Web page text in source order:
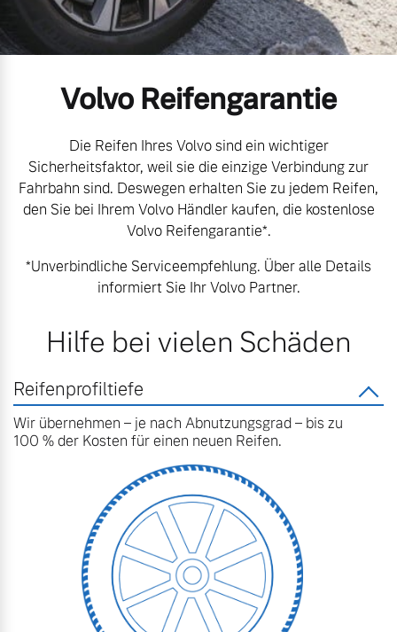
Gebrauchtwagen
Aktuelle Zubehörangebote
Zubehörkatalog
Aktuelle Serviceangebote
Service by Volvo
Unsere News & Events
Volvo Reifengarantie
Die Reifen Ihres Volvo sind ein wichtiger
Sicherheitsfaktor, weil sie die einzige Verbindung zur
Fahrbahn sind. Deswegen erhalten Sie zu jedem Reifen,
den Sie bei Ihrem Volvo Händler kaufen, die kostenlose
Volvo Reifengarantie*.
*Unverbindliche Serviceempfehlung. Über alle Details
informiert Sie Ihr Volvo Partner.
Hilfe bei vielen Schäden
Reifenprofiltiefe
Wir übernehmen – je nach Abnutzungsgrad – bis zu
100 % der Kosten für einen neuen Reifen.